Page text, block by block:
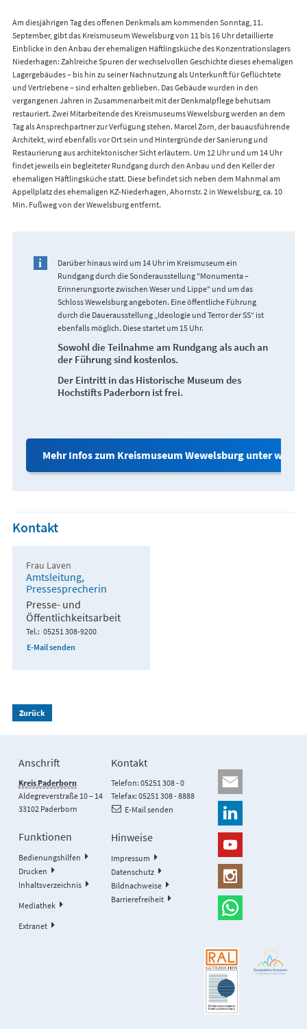
Am diesjährigen Tag des offenen Denkmals am kommenden Sonntag, 11.
September, gibt das Kreismuseum Wewelsburg von 11 bis 16 Uhr detaillierte
Einblicke in den Anbau der ehemaligen Häftlingsküche des Konzentrationslagers
Niederhagen: Zahlreiche Spuren der wechselvollen Geschichte dieses ehemaligen
Lagergebäudes – bis hin zu seiner Nachnutzung als Unterkunft für Geflüchtete
und Vertriebene – sind erhalten geblieben. Das Gebäude wurden in den
vergangenen Jahren in Zusammenarbeit mit der Denkmalpflege behutsam
restauriert. Zwei Mitarbeitende des Kreismuseums Wewelsburg werden an dem
Tag als Ansprechpartner zur Verfügung stehen. Marcel Zorn, der bauausführende
Architekt, wird ebenfalls vor Ort sein und Hintergründe der Sanierung und
Restaurierung aus architektonischer Sicht erläutern. Um 12 Uhr und um 14 Uhr
findet jeweils ein begleiteter Rundgang durch den Anbau und den Keller der
ehemaligen Häftlingsküche statt. Diese befindet sich neben dem Mahnmal am
Appellplatz des ehemaligen KZ-Niederhagen, Ahornstr. 2 in Wewelsburg, ca. 10
Min. Fußweg von der Wewelsburg entfernt.
Darüber hinaus wird um 14 Uhr im Kreismuseum ein
Rundgang durch die Sonderausstellung "Monumenta –
Erinnerungsorte zwischen Weser und Lippe" und um das
Schloss Wewelsburg angeboten. Eine öffentliche Führung
durch die Dauerausstellung „Ideologie und Terror der SS“ ist
ebenfalls möglich. Diese startet um 15 Uhr.
Sowohl die Teilnahme am Rundgang als auch an
der Führung sind kostenlos.
Der Eintritt in das Historische Museum des
Hochstifts Paderborn ist frei.
Mehr Infos zum Kreismuseum Wewelsburg unter
Kontakt
Frau Laven
Amtsleitung,
Pressesprecherin
Presse- und
Öffentlichkeitsarbeit
Tel. 05251 308-9200
E-Mail senden
Zurück
Anschrift
Kreis Paderborn
Aldegreverstraße 10 – 14
33102 Paderborn
Kontakt
Telefon: 05251 308 - 0
Telefax: 05251 308 - 8888
E-Mail senden
Funktionen
Bedienungshilfen
Drucken
Inhaltsverzeichnis
Mediathek
Extranet
Hinweise
Impressum
Datenschutz
Bildnachweise
Barrierefreiheit